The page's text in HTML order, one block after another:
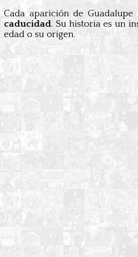
Cada aparición de
caducidad. Su historia es un
edad o su origen.